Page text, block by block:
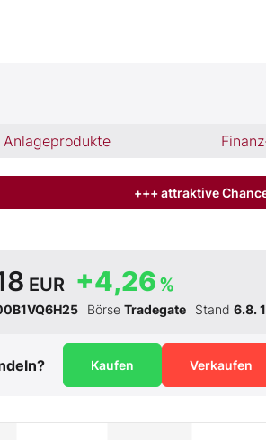
Anlageprodukte
BÖRSE ONLINE lesen
+++ attraktive
+4,26 %
EUR
Börse Tradegate Stand 6.8.
Kaufen Verkaufen